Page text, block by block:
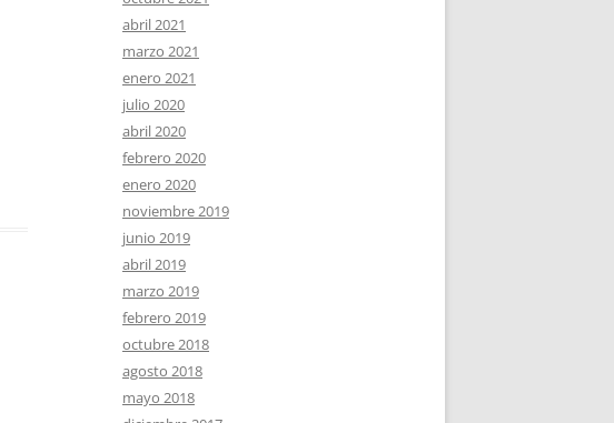
abril 2021
marzo 2021
enero 2021
julio 2020
abril 2020
febrero 2020
enero 2020
noviembre 2019
junio 2019
abril 2019
marzo 2019
febrero 2019
octubre 2018
agosto 2018
mayo 2018